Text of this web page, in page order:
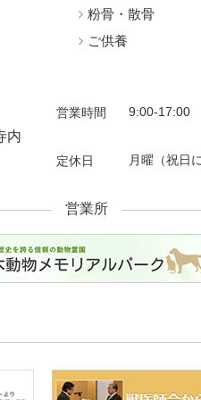
粉骨・散骨
ご供養
内
営業時間 9:00-17:00
定休日 月曜 （祝日
営業所